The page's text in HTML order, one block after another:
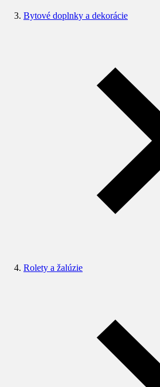
Bytové doplnky a dekorácie
Rolety a žalúzie